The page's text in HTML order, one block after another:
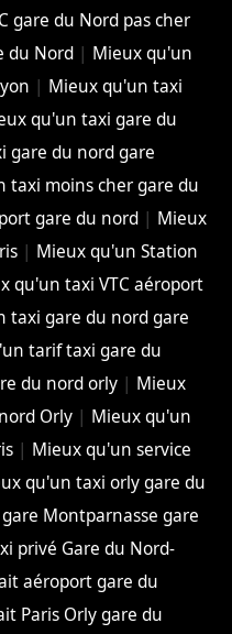
gare du Nord pas cher
du Nord | Mieux qu'un
| Mieux qu'un taxi
qu'un taxi gare du
gare du nord gare
taxi moins cher gare du
gare du nord| Mieux
| Mieux qu'un Station
qu'un taxi VTC aéroport
taxi gare du nord gare
tarif taxi gare du
du nord orly| Mieux
Orly | Mieux qu'un
| Mieux qu'un service
qu'un taxi orly gare du
Montparnasse gare
privé Gare du Nord-
aéroport gare du
Paris Orly gare du